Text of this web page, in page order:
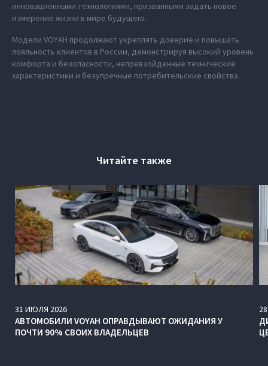
инновационными технологиями, призванными задать новое
измерение жизни в мире будущего.
Модели VOYAH продолжают укреплять доверие и повышать
лояльность клиентов в России, демонстрируя высокий уровень
комфорта и безопасности, непревзойденные технические
характеристики и безупречные потребительские свойства.
Читайте также
31 ИЮЛЯ 2026
АВТОМОБИЛИ VOYAH ОПРАВДЫВАЮТ ОЖИДАНИЯ У
ПОЧТИ 90% СВОИХ ВЛАДЕЛЬЦЕВ
28